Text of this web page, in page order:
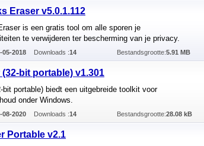
Eraser v5.0.1.112
is een gratis tool om alle sporen je
te verwijderen ter bescherming van je privacy.
05-2018 Downloads :14 Bestandsgrootte:5.91 MB
(32-bit portable) v1.301
bit portable) biedt een uitgebreide toolkit voor
onder Windows.
08-2020 Downloads :14 Bestandsgrootte:28.08 kB
Portable v2.1